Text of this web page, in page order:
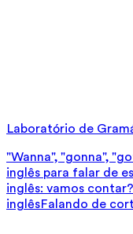
Laboratório de
"Wanna", "gonna",
inglês para falar de
inglês: vamos contar?
inglêsFalando de